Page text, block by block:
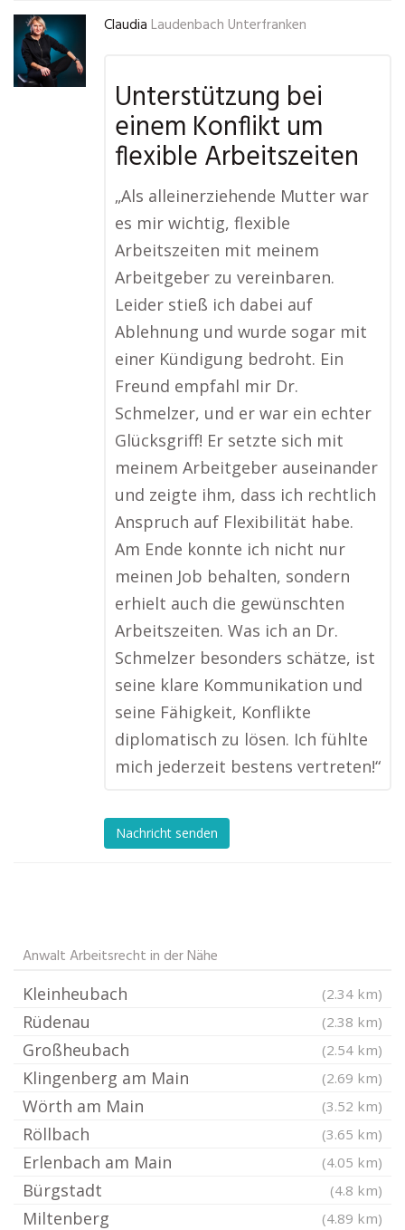
Claudia Laudenbach Unterfranken
Unterstützung bei
einem Konflikt um
flexible Arbeitszeiten
„Als alleinerziehende Mutter war
es mir wichtig, flexible
Arbeitszeiten mit meinem
Arbeitgeber zu vereinbaren.
Leider stieß ich dabei auf
Ablehnung und wurde sogar mit
einer Kündigung bedroht. Ein
Freund empfahl mir Dr.
Schmelzer, und er war ein echter
Glücksgriff! Er setzte sich mit
meinem Arbeitgeber auseinander
und zeigte ihm, dass ich rechtlich
Anspruch auf Flexibilität habe.
Am Ende konnte ich nicht nur
meinen Job behalten, sondern
erhielt auch die gewünschten
Arbeitszeiten. Was ich an Dr.
Schmelzer besonders schätze, ist
seine klare Kommunikation und
seine Fähigkeit, Konflikte
diplomatisch zu lösen. Ich fühlte
mich jederzeit bestens vertreten!“
Nachricht senden
Anwalt Arbeitsrecht in der Nähe
Kleinheubach (2.34 km)
Rüdenau (2.38 km)
Großheubach (2.54 km)
Klingenberg am Main (2.69 km)
Wörth am Main (3.52 km)
Röllbach (3.65 km)
Erlenbach am Main (4.05 km)
Bürgstadt (4.8 km)
Miltenberg (4.89 km)